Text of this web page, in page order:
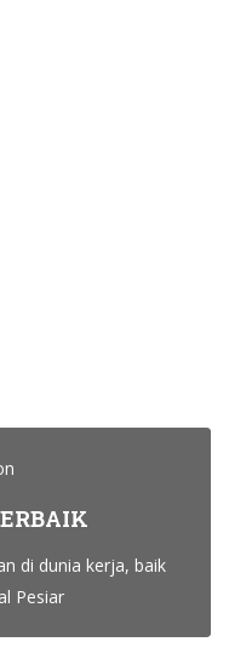
di dunia kerja, baik
Pesiar